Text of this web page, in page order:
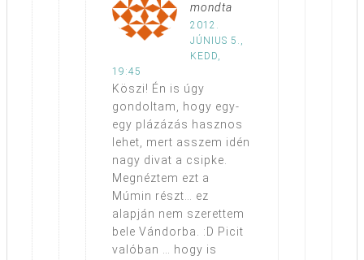
mondta
2012.
JÚNIUS 5.,
KEDD,
19:45
Köszi! Én is úgy
gondoltam, hogy egy-
egy plázázás hasznos
lehet, mert asszem idén
nagy divat a csipke.
Megnéztem ezt a
Múmin részt… ez
alapján nem szerettem
bele Vándorba. :D Picit
valóban … hogy is